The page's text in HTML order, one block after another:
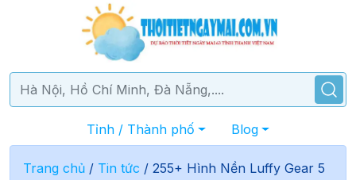
Tỉnh / Thành phố Blog
Trang chủ / Tin tức / 255+ Hình Nền Luffy Gear 5